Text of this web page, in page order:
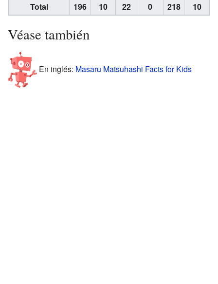
Total
196 10 22 0 218 10
Véase también
En inglés: Masaru Matsuhashi Facts for Kids